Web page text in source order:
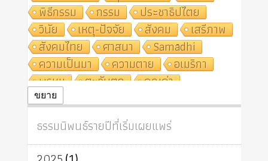
พิธีกรรม
กรรม
ประชาธิปไตย
วินัย
เหตุ-ปัจจัย สังคม
เสรีภาพ
สังคมไทย
ศาสนา
Samādhi
ความเป็นมา
ความตาย
อเมริกา
พรหม
ตะวันตก
คุณค่า
ปฏิจจสมุปบาท
ศาสนาประจำชาติ
อินเดีย
ผู้บริโภค
ธรรมาธิปไตย
จักร
การแยกรัฐกับศาสนา
ธรรมชาติ
ขยาย
ธรรมนิพนธ์รายปีที่เริ่มเผยแพร่